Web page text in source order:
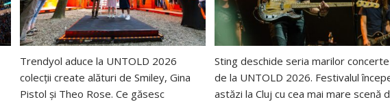
Trendyol aduce la UNTOLD 2026
colecții create alături de Smiley, Gina
Pistol și Theo Rose. Ce găsesc
Sting deschide seria marilor concerte
de la UNTOLD 2026. Festivalul
astăzi la Cluj cu cea mai mare scenă